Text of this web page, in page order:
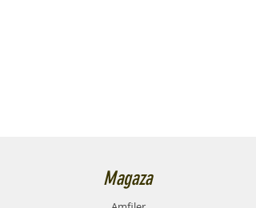
Magaza